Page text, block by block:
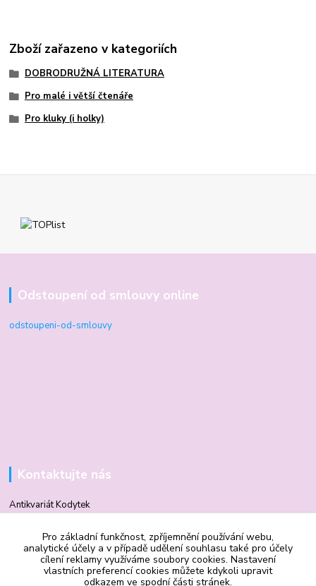
Zboží zařazeno v kategoriích
DOBRODRUŽNÁ LITERATURA
Pro malé i větší čtenáře
Pro kluky (i holky)
Odstoupení od smlouvy online
odstoupeni-od-smlouvy
Kontaktujte nás
Antikvariát Kodytek
Mgr. Vilma Kodytková
+420 602 506 510
Pro základní funkčnost, zpříjemnění používání webu,
analytické účely a v případě udělení souhlasu také pro účely
cílení reklamy využíváme soubory cookies. Nastavení
vlastních preferencí cookies můžete kdykoli upravit
odkazem ve spodní části stránek.